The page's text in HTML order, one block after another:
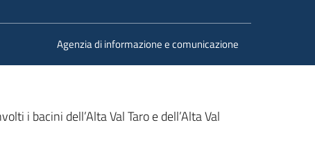
Agenzia di informazione e comunicazione
i bacini dell’Alta Val Taro e dell’Alta Val